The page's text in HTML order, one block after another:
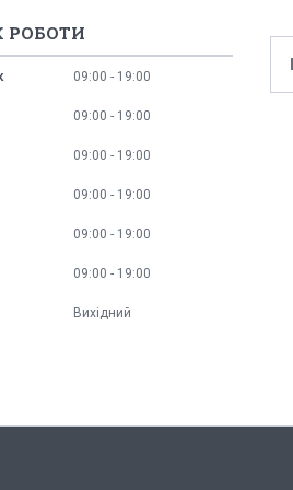
РОБОТИ
09:00 19:00
09:00 19:00
09:00 19:00
09:00 19:00
09:00 19:00
09:00 19:00
Вихідний